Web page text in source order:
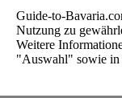
Guide-to-
Nutzung zu
Weitere
"Auswahl" sowie in